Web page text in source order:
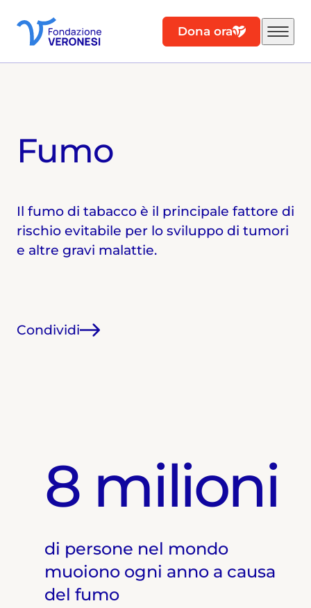
Dona ora
Fumo
Il fumo di tabacco è il principale fattore di
rischio evitabile per lo sviluppo di tumori
e altre gravi malattie.
Condividi
8 milioni
di persone nel mondo
muoiono ogni anno a causa
del fumo